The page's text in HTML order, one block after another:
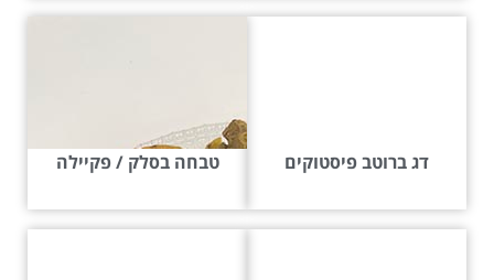
דג ברוטב פיסטוקים טבחה בסלק / פקיילה